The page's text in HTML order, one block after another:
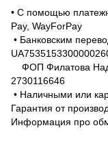
• С помощью
Pay, WayForPay
• Банковским
ФОП Филатова
2730116646
• Наличными или
Гарантия от
Информация про